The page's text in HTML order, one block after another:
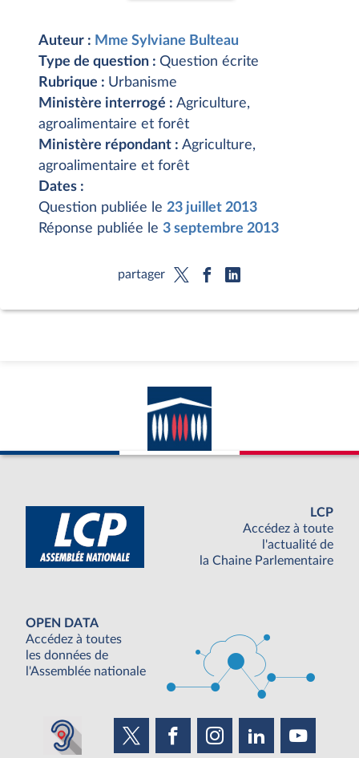
Auteur : Mme Sylviane Bulteau
Type de question : Question écrite
Rubrique : Urbanisme
Ministère interrogé : Agriculture,
agroalimentaire et forêt
Ministère répondant : Agriculture,
agroalimentaire et forêt
Dates :
Question publiée le 23 juillet 2013
Réponse publiée le 3 septembre 2013
partager
LCP
Accédez à toute
l'actualité de
la Chaine Parlementaire
OPEN DATA
Accédez à toutes
les données de
l'Assemblée nationale